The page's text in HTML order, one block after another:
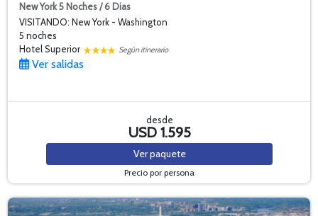
New York 5 Noches / 6 Dias
VISITANDO: New York - Washington
5 noches
Hotel Superior
Según itinerario
Ver salidas
desde
USD 1.595
Verpaquete
Precio por persona